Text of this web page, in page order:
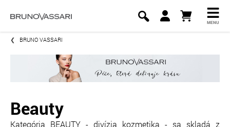
MENU
BRUNO VASSARI
Beauty
Kategória BEAUTY - divízia kozmetika - sa skladá z